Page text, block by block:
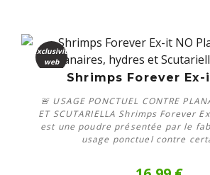
Acheter
Exclusivité
web
Shrimps Forever Ex-
🚨 USAGE PONCTUEL CONTRE
ET SCUTARIELLA Shrimps Forever
est une poudre présentée par le
usage ponctuel contre